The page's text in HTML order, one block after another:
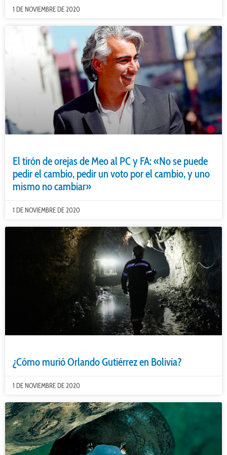
1 DE NOVIEMBRE DE 2020
El tirón de orejas de Meo al PC y FA: «No se puede
pedir el cambio, pedir un voto por el cambio, y uno
mismo no cambiar»
1 DE NOVIEMBRE DE 2020
¿Cómo murió Orlando Gutiérrez en Bolivia?
1 DE NOVIEMBRE DE 2020